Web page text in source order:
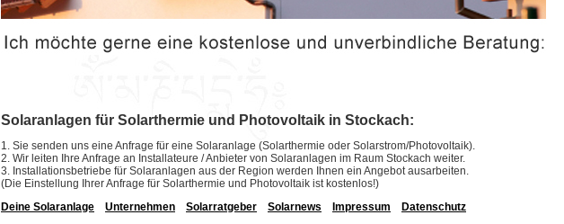
Solaranlagen für Solarthermie und Photovoltaik in Stockach:
1. Sie senden uns eine Anfrage für eine Solaranlage (Solarthermie oder Solarstrom/Photovoltaik).
2. Wir leiten Ihre Anfrage an Installateure / Anbieter von Solaranlagen im Raum Stockach weiter.
3. Installationsbetriebe für Solaranlagen aus der Region werden Ihnen ein Angebot ausarbeiten.
(Die Einstellung Ihrer Anfrage für Solarthermie und Photovoltaik ist kostenlos!)
Deine Solaranlage
Unternehmen Solarratgeber Solarnews Impressum Datenschutz